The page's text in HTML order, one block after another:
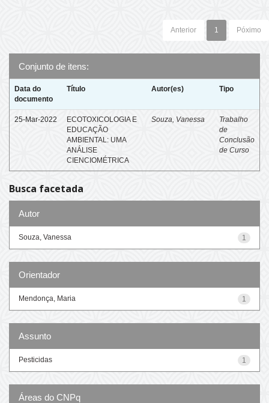
Anterior 1 Póximo
Conjunto de itens:
Data do
documento
Título Autor(es) Tipo
25-Mar-2022
ECOTOXICOLOGIA E
EDUCAÇÃO
AMBIENTAL: UMA
ANÁLISE
CIENCIOMÉTRICA
Souza, Vanessa
Trabalho
de
Conclusão
de Curso
Busca facetada
Autor
1
Souza, Vanessa
Orientador
1
Mendonça, Maria
Assunto
1
Pesticidas
Áreas do CNPq